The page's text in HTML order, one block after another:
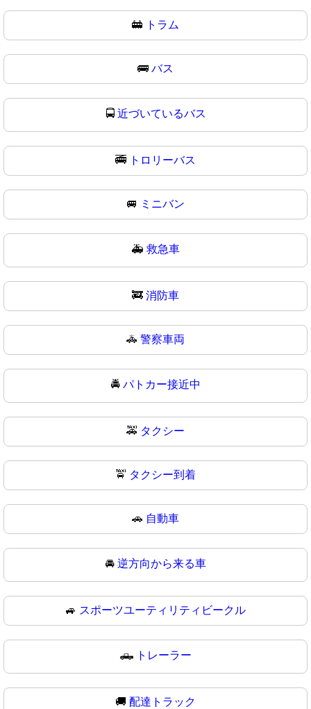
🚋 トラム
🚌 バス
🚍 近づいているバス
🚎 トロリーバス
🚐 ミニバン
🚑 救急車
🚒 消防車
🚓 警察車両
🚔 パトカー接近中
🚕 タクシー
🚖 タクシー到着
🚗 自動車
🚘 逆方向から来る車
🚙 スポーツユーティリティビークル
🛻 トレーラー
🚚 配達トラック